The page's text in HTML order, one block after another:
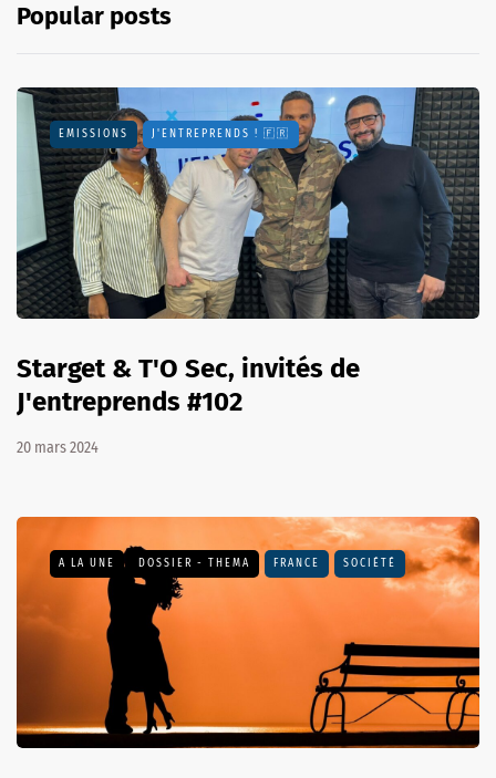
Popular posts
EMISSIONS J'ENTREPRENDS ! 🇫🇷
Starget & T'O Sec, invités de
J'entreprends #102
20 mars 2024
A LA UNE DOSSIER - THEMA FRANCE SOCIÉTÉ